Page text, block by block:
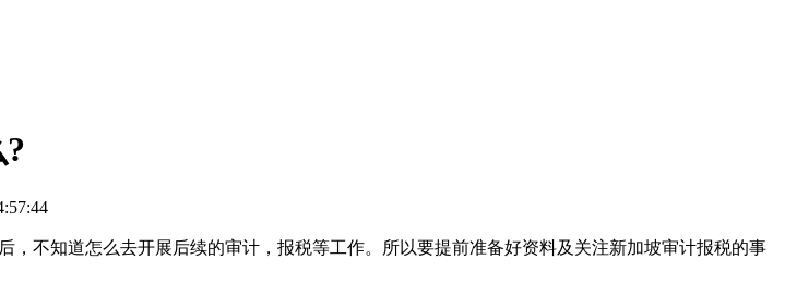
不知道怎么去开展后续的审计，报税等工作。所以要提前准备好资料及关注新加坡审计报税的事